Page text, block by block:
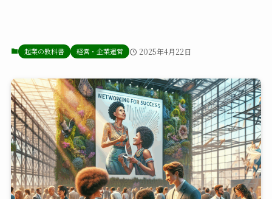
起業の教科書 経営・企業運営 2025年4月22日